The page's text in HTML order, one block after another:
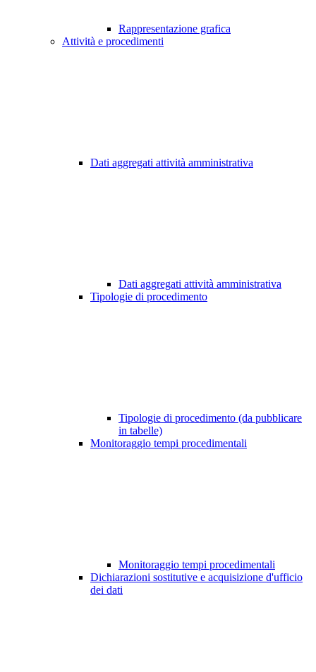
Rappresentazione grafica
Attività e procedimenti
Dati aggregati attività amministrativa
Dati aggregati attività amministrativa
Tipologie di procedimento
Tipologie di procedimento (da pubblicare
in tabelle)
Monitoraggio tempi procedimentali
Monitoraggio tempi procedimentali
Dichiarazioni sostitutive e acquisizione d'ufficio
dei dati